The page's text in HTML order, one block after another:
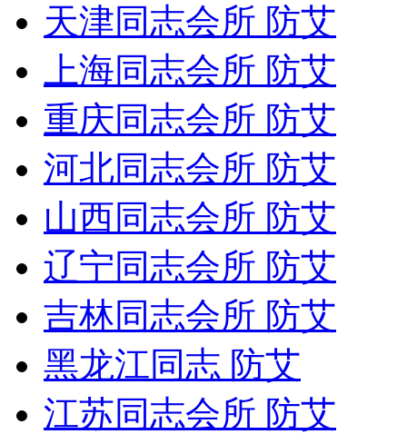
天津同志会所 防艾
上海同志会所 防艾
重庆同志会所 防艾
河北同志会所 防艾
山西同志会所 防艾
辽宁同志会所 防艾
吉林同志会所 防艾
黑龙江同志 防艾
江苏同志会所 防艾